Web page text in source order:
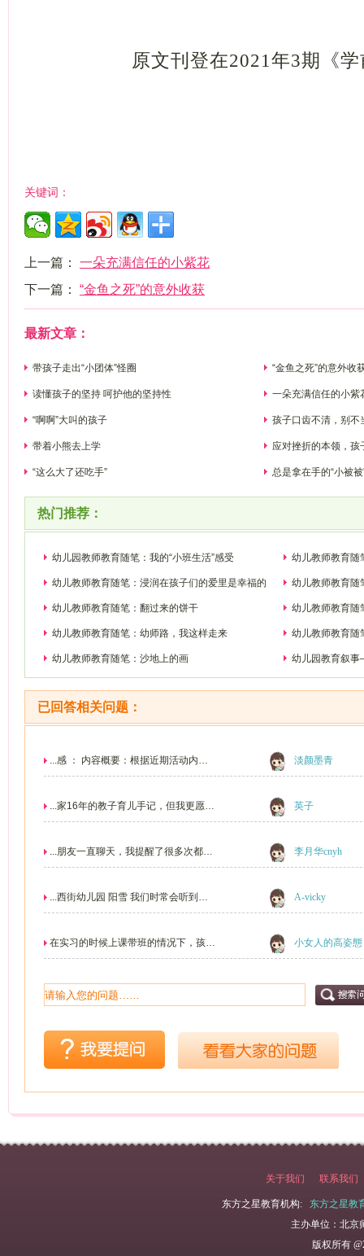
原文刊登在2021年3期《
关键词：
上一篇： 一朵充满信任的小紫花
下一篇： “金鱼之死”的意外收获
最新文章：
带孩子走出“小团体”怪圈 “金鱼之死”的意外收
读懂孩子的坚持 呵护他的坚持性 一朵充满信任的小紫
“啊啊”大叫的孩子 孩子口齿不清，别不
带着小熊去上学 应对挫折的本领，孩
“这么大了还吃手” 总是拿在手的“小被被
热门推荐：
幼儿园教师教育随笔：我的“小班生活”感受 幼儿教师教育随
幼儿教师教育随笔：浸润在孩子们的爱里是幸福的 幼儿教师教育随
幼儿教师教育随笔：翻过来的饼干 幼儿教师教育随
幼儿教师教育随笔：幼师路，我这样走来 幼儿教师教育随
幼儿教师教育随笔：沙地上的画 幼儿园教育叙
已回答相关问题：
...感 ： 内容概要：根据近期活动内容 淡颜墨青
...家16年的教子育儿手记，但我更愿意 英子
...朋友一直聊天，我提醒了很多次都没 李月华cnyh
...西街幼儿园 阳雪 我们时常会听到这 A-vicky
在实习的时候上课带班的情况下，孩子 小女人的高姿態
关于我们 联系我们
东方之星教育机构:
东方之星教
主办单位：北京
版权所有